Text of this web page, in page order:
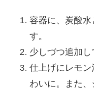
容器に、炭酸水
す。
少しづつ追加し
仕上げにレモ
わいに。また